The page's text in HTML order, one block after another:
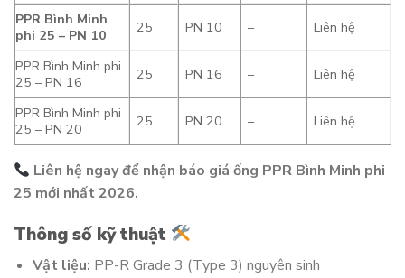
PPR Bình Minh
phi 25 – PN 10
25 PN 10 – Liên hệ
PPR Bình Minh phi
25 – PN 16
25 PN 16 – Liên hệ
PPR Bình Minh phi
25 – PN 20
25 PN 20 – Liên hệ
Liên hệ ngay để nhận báo giá ống PPR Bình Minh phi
25 mới nhất 2026.
Thông số kỹ thuật
Vật liệu: PP-R Grade 3 (Type 3) nguyên sinh